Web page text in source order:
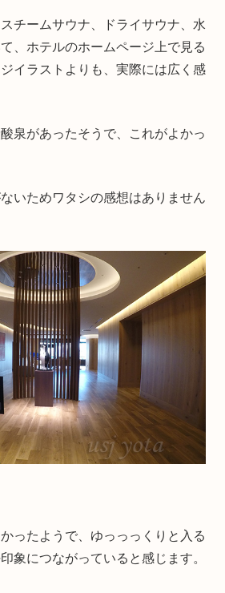
チームサウナ、ドライサウナ、水
、ホテルのホームページ上で見る
イラストよりも、実際には広く感
泉があったそうで、これがよかっ
いためワタシの感想はありません
ったようで、ゆっっっくりと入る
象につながっていると感じます。